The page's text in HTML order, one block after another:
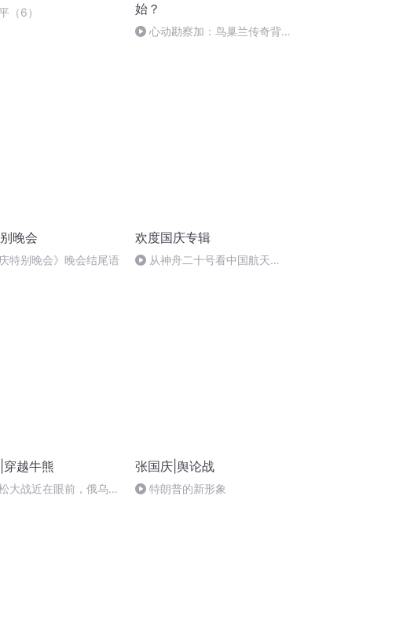
（6）
始？
心动勘察加：鸟巢兰传奇背后
晚会
庆特别晚会》晚会结尾语
欢度国庆专辑
从神舟二十号看中国航天
越牛熊
大战近在眼前，俄乌冲
张国庆|舆论战
特朗普的新形象